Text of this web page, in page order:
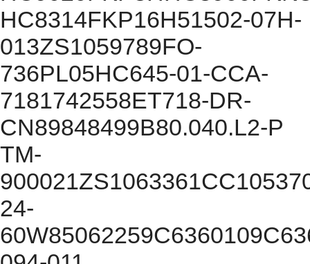
HC8314FKP16H51502-07H-
013ZS1059789FO-
736PL05HC645-01-CCA-
7181742558ET718-DR-
CN89848499B80.040.L2-P
TM-
24-